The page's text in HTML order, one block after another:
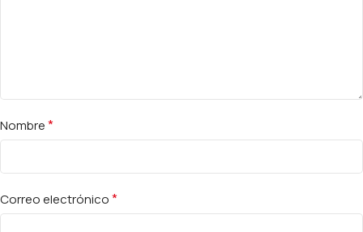
Nombre*
Correo electrónico*